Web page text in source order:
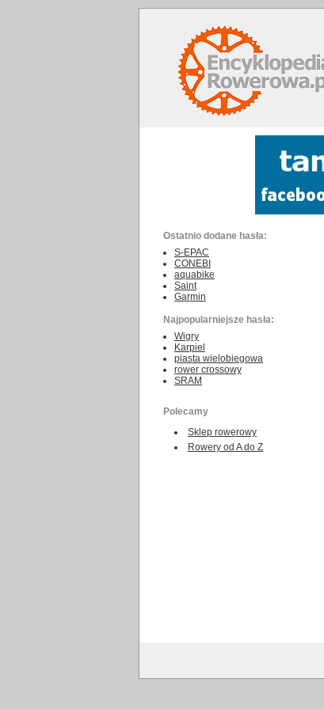
Ostatnio dodane hasła:
S-EPAC
CONEBI
aquabike
Saint
Garmin
Najpopularniejsze hasła:
Wigry
Karpiel
piasta wielobiegowa
rower crossowy
SRAM
Polecamy
Sklep rowerowy
Rowery od A do Z